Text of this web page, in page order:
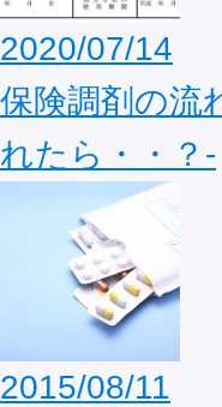
2020/07/14
保険調剤の流
れたら・・？‐
2015/08/11